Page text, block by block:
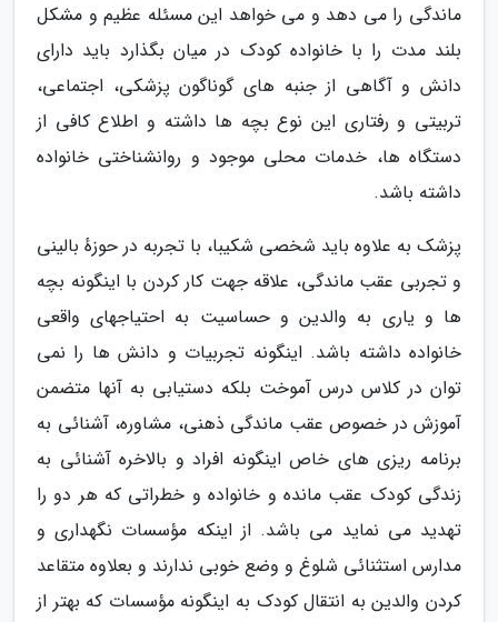
ماندگی را می دهد و می خواهد این مسئله عظیم و مشکل
بلند مدت را با خانواده کودک در میان بگذارد باید دارای
دانش و آگاهی از جنبه های گوناگون پزشکی، اجتماعی،
تربیتی و رفتاری این نوع بچه ها داشته و اطلاع کافی از
دستگاه ها، خدمات محلی موجود و روانشناختی خانواده
داشته باشد.
پزشک به علاوه باید شخصی شکیبا، با تجربه در حوزهٔ بالینی
و تجربی عقب ماندگی، علاقه جهت کار کردن با اینگونه بچه
ها و یاری به والدین و حساسیت به احتیاجهای واقعی
خانواده داشته باشد. اینگونه تجربیات و دانش ها را نمی
توان در کلاس درس آموخت بلکه دستیابی به آنها متضمن
آموزش در خصوص عقب ماندگی ذهنی، مشاوره، آشنائی به
برنامه ریزی های خاص اینگونه افراد و بالاخره آشنائی به
زندگی کودک عقب مانده و خانواده و خطراتی که هر دو را
تهدید می نماید می باشد. از اینکه مؤسسات نگهداری و
مدارس استثنائی شلوغ و وضع خوبی ندارند و بعلاوه متقاعد
کردن والدین به انتقال کودک به اینگونه مؤسسات که بهتر از